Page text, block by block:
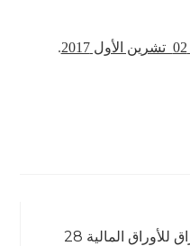
.
التقرير اليومي لتداولات سوق العراق للأوراق المالية 28